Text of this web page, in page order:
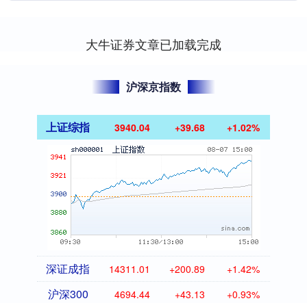
大牛证券文章已加载完成
沪深京指数
上证综指 3940.04 +39.68 +1.02%
深证成指 14311.01 +200.89 +1.42%
沪深300 4694.44 +43.13 +0.93%